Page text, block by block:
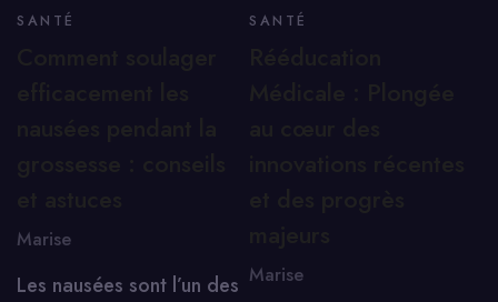
SANTÉ
Marise
Les nausées sont l’un des
SANTÉ
Marise